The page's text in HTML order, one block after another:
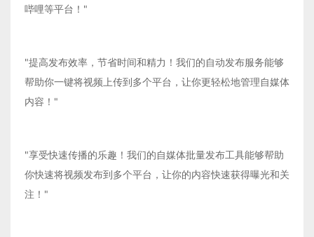
哔哩等平台！"
"提高发布效率，节省时间和精力！我们的自动发布服务能够
帮助你一键将视频上传到多个平台，让你更轻松地管理自媒体
内容！"
"享受快速传播的乐趣！我们的自媒体批量发布工具能够帮助
你快速将视频发布到多个平台，让你的内容快速获得曝光和关
注！"